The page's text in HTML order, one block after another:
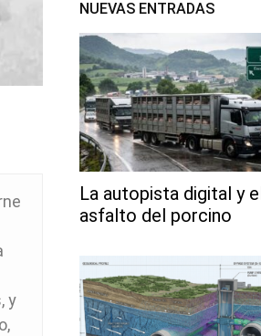
y
NUEVAS ENTRADAS
La autopista digital y el
asfalto del porcino